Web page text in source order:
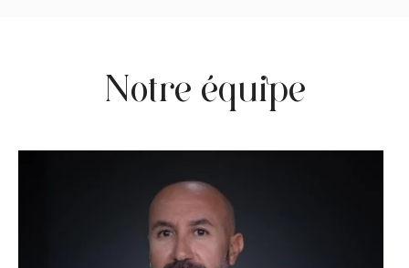
Notre équipe